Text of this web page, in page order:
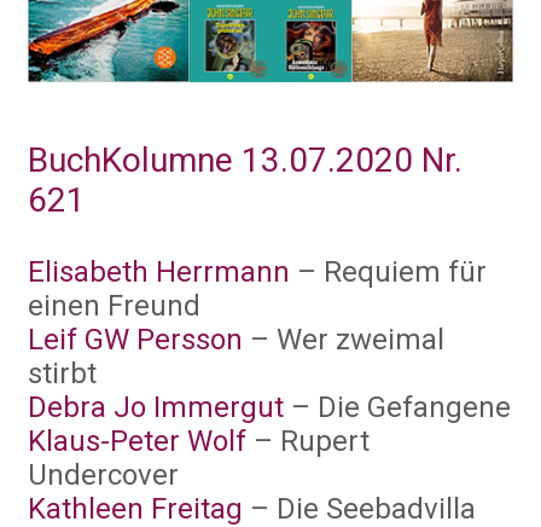
BuchKolumne 13.07.2020 Nr.
621
Elisabeth Herrmann – Requiem für
einen Freund
Leif GW Persson – Wer zweimal
stirbt
Debra Jo Immergut– Die Gefangene
Klaus-Peter Wolf– Rupert
Undercover
Kathleen Freitag – Die Seebadvilla